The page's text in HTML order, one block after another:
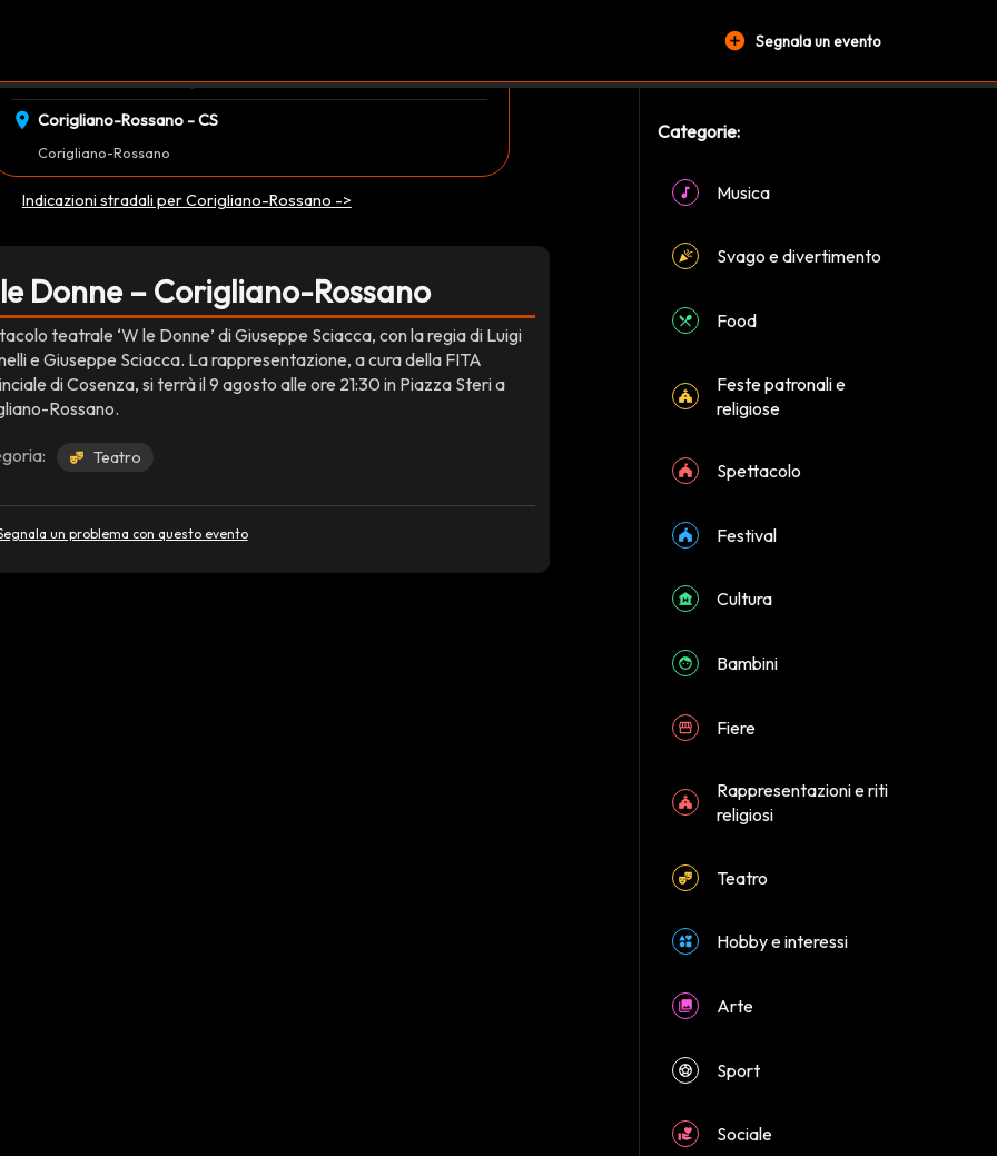
add_circle Segnala un evento
EVENTO CONCLUSO
event_available sabato 09 Agosto schedule 21:30
location_on Corigliano-Rossano - CS
Corigliano-Rossano
Indicazioni stradali per Corigliano-Rossano ->
Donne – Corigliano-Rossano
teatrale ‘W le Donne’ di Giuseppe Sciacca, con la regia di Luigi
e Giuseppe Sciacca. La rappresentazione, a cura della FITA
di Cosenza, si terrà il 9 agosto alle ore 21:30 in Piazza Steri a
Rossano.
Teatro
un problema con questo evento
Categorie:
Musica
Svago e divertimento
Food
Feste patronali e
religiose
Spettacolo
Festival
Cultura
Bambini
Fiere
Rappresentazioni e riti
religiosi
Teatro
Hobby e interessi
Arte
Sport
Sociale